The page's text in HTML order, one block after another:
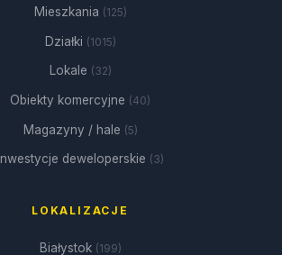
Mieszkania (125)
Działki (1015)
Lokale (32)
Obiekty komercyjne (40)
Magazyny / hale (5)
Inwestycje deweloperskie (3)
LOKALIZACJE
Białystok (199)